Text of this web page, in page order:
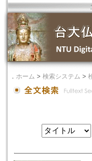
． ホーム > 検索システム >